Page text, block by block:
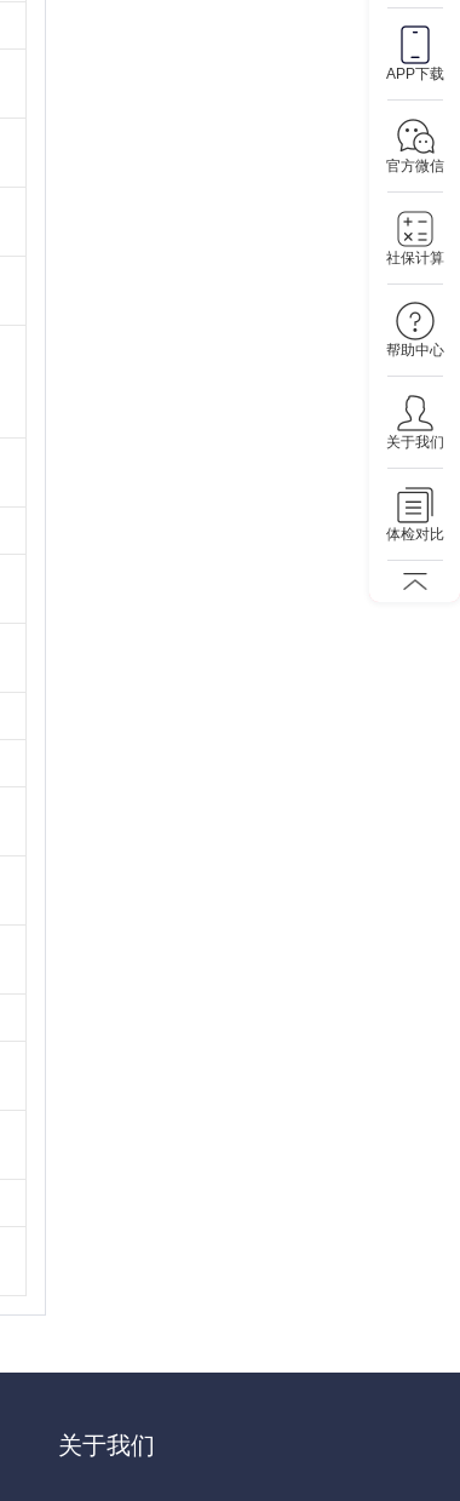
APP下载
官方微信
社保计算
帮助中心
关于我们
体检对比
关于我们